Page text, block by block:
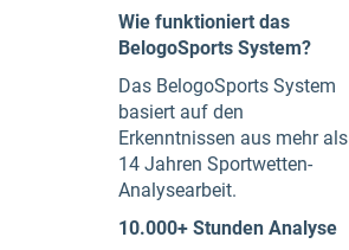
Wie funktioniert das
BelogoSports System?
Das BelogoSports System
basiert auf den
Erkenntnissen aus mehr als
14 Jahren Sportwetten-
Analysearbeit.
10.000+ Stunden Analyse